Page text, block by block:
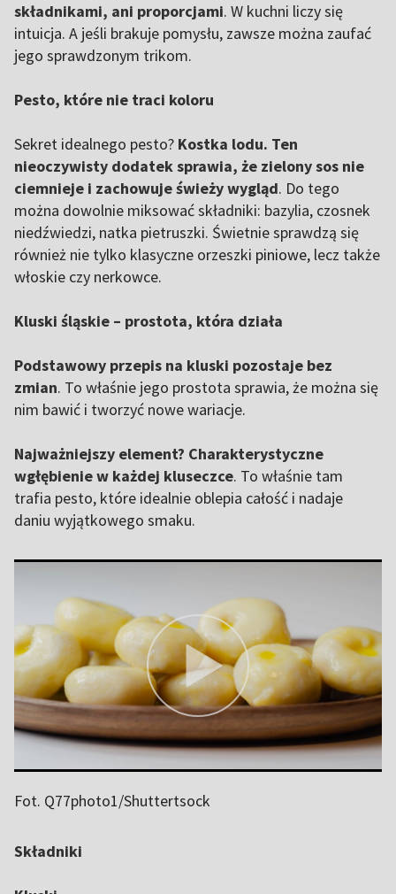
składnikami, ani proporcjami. W kuchni liczy się
intuicja. A jeśli brakuje pomysłu, zawsze można zaufać
jego sprawdzonym trikom.
Pesto, które nie traci koloru
Sekret idealnego pesto? Kostka lodu. Ten
nieoczywisty dodatek sprawia, że zielony sos nie
ciemnieje i zachowuje świeży wygląd. Do tego
można dowolnie miksować składniki: bazylia, czosnek
niedźwiedzi, natka pietruszki. Świetnie sprawdzą się
również nie tylko klasyczne orzeszki piniowe, lecz także
włoskie czy nerkowce.
Kluski śląskie – prostota, która działa
Podstawowy przepis na kluski pozostaje bez
zmian. To właśnie jego prostota sprawia, że można się
nim bawić i tworzyć nowe wariacje.
Najważniejszy element? Charakterystyczne
wgłębienie w każdej kluseczce. To właśnie tam
trafia pesto, które idealnie oblepia całość i nadaje
daniu wyjątkowego smaku.
Fot. Q77photo1/Shuttertsock
Składniki